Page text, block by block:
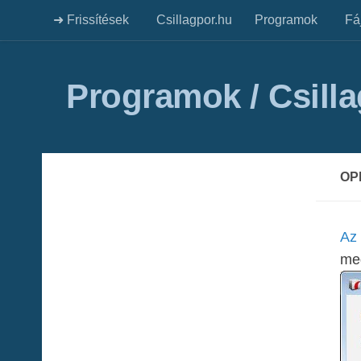
➜ Frissítések Csillagpor.hu Programok
Programok /
Az